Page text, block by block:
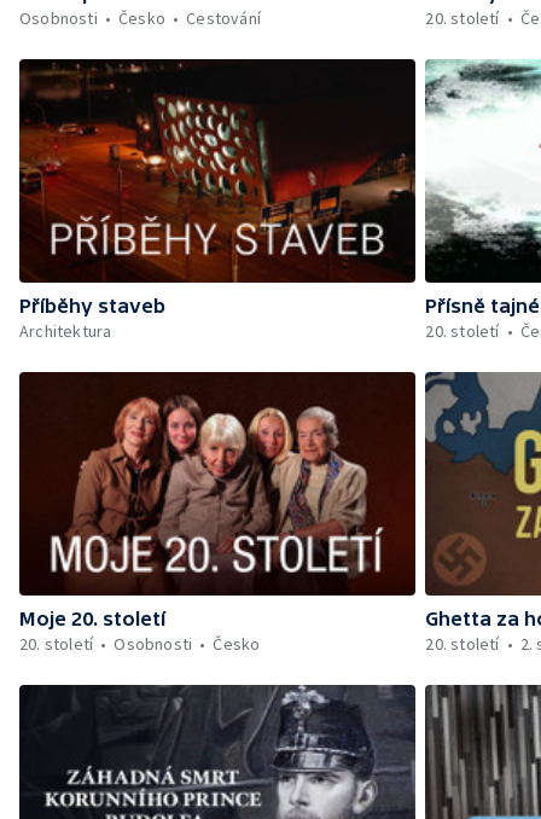
Osobnosti
Česko Cestování
20. století
Příběhy staveb
Architektura
Přísně
20. století
Moje 20. století
20. století
Osobnosti Česko
Ghetta za
20. století
2.